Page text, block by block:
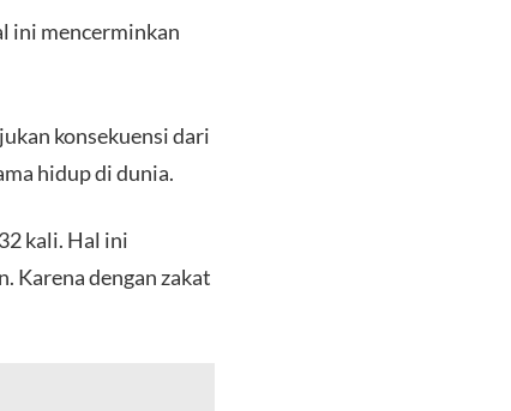
ini mencerminkan
konsekuensi dari
hidup di dunia.
kali. Hal ini
Karena dengan zakat